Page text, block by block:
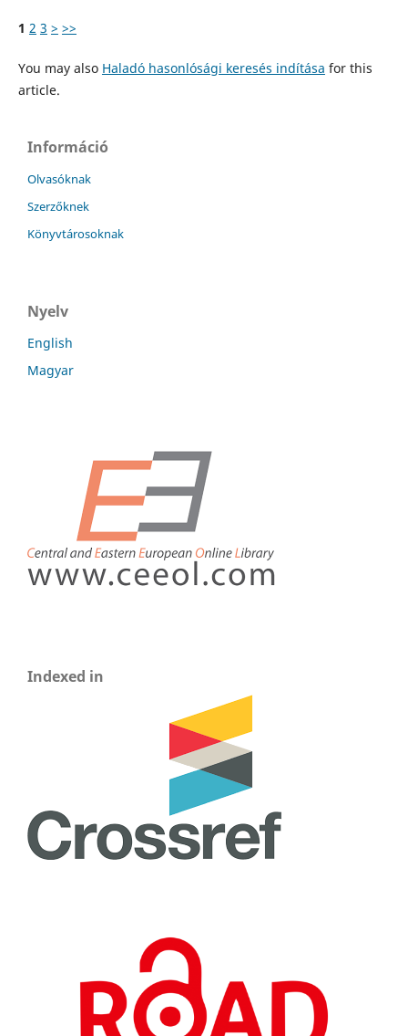
1 2 3 > >>
You may also Haladó hasonlósági keresés indítása for this
article.
Információ
Olvasóknak
Szerzőknek
Könyvtárosoknak
Nyelv
English
Magyar
Indexed in